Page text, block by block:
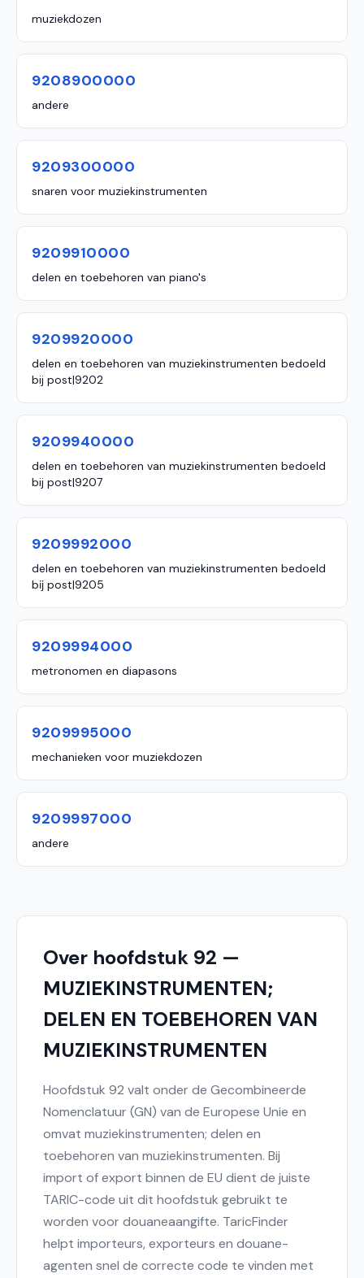
muziekdozen
9208900000
andere
9209300000
snaren voor muziekinstrumenten
9209910000
delen en toebehoren van piano's
9209920000
delen en toebehoren van muziekinstrumenten bedoeld
bij post|9202
9209940000
delen en toebehoren van muziekinstrumenten bedoeld
bij post|9207
9209992000
delen en toebehoren van muziekinstrumenten bedoeld
bĳ post|9205
9209994000
metronomen en diapasons
9209995000
mechanieken voor muziekdozen
9209997000
andere
Over hoofdstuk 92 —
MUZIEKINSTRUMENTEN;
DELEN EN TOEBEHOREN VAN
MUZIEKINSTRUMENTEN
Hoofdstuk 92 valt onder de Gecombineerde
Nomenclatuur (GN) van de Europese Unie en
omvat muziekinstrumenten; delen en
toebehoren van muziekinstrumenten. Bij
import of export binnen de EU dient de juiste
TARIC-code uit dit hoofdstuk gebruikt te
worden voor douaneaangifte. TaricFinder
helpt importeurs, exporteurs en douane-
agenten snel de correcte code te vinden met